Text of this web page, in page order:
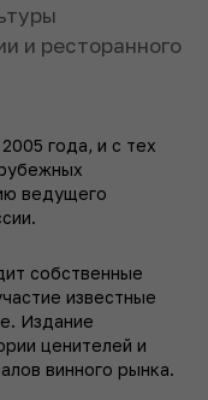
и ресторанного
года, и с тех
ведущего
собственные
известные
Издание
ценителей и
винного рынка.